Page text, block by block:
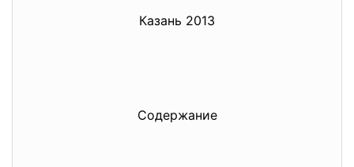
Казань 2013
Содержание